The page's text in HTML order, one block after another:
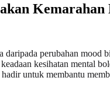
Kemarahan
daripada perubahan mood
kesihatan mental
untuk membantu